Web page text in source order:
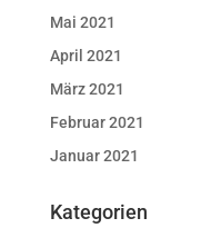
Mai 2021
April 2021
März 2021
Februar 2021
Januar 2021
Kategorien